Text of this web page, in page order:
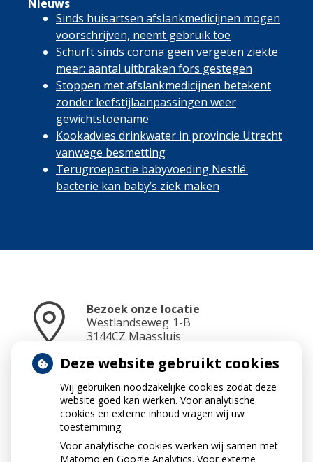
Nieuws
Sinds huisartsen afslankmedicijnen mogen
voorschrijven, neemt gebruik toe
Schurft sinds corona geen vergeten ziekte
meer: aantal uitbraken fors gestegen
Stoppen met afslankmedicijnen betekent
zonder leefstijlaanpassingen weer
gewichtstoename
Kookadvies drinkwater in provincie Utrecht
vanwege besmetting
Terugroepactie babyvoeding Nestlé:
bacterie kan baby’s ziek maken
Bezoek onze locatie
Westlandseweg 1-B
3144CZ Maassluis
Neem contact op
010-5912234
Deze website gebruikt cookies
Wij gebruiken noodzakelijke cookies zodat deze
website goed kan werken. Voor analytische
cookies en externe inhoud vragen wij uw
toestemming.
Voor analytische cookies werken wij samen met
Matomo en Google Analytics. Voor externe